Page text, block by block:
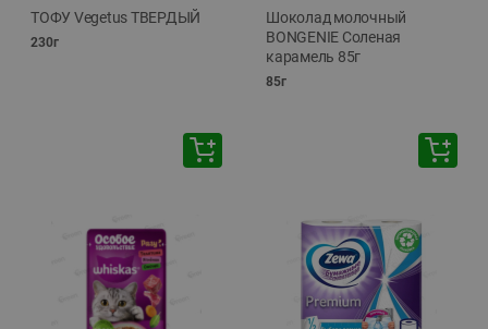
ТОФУ Vegetus ТВЕРДЫЙ
230г
Шоколад молочный
BONGENIE Соленая
карамель 85г
85г